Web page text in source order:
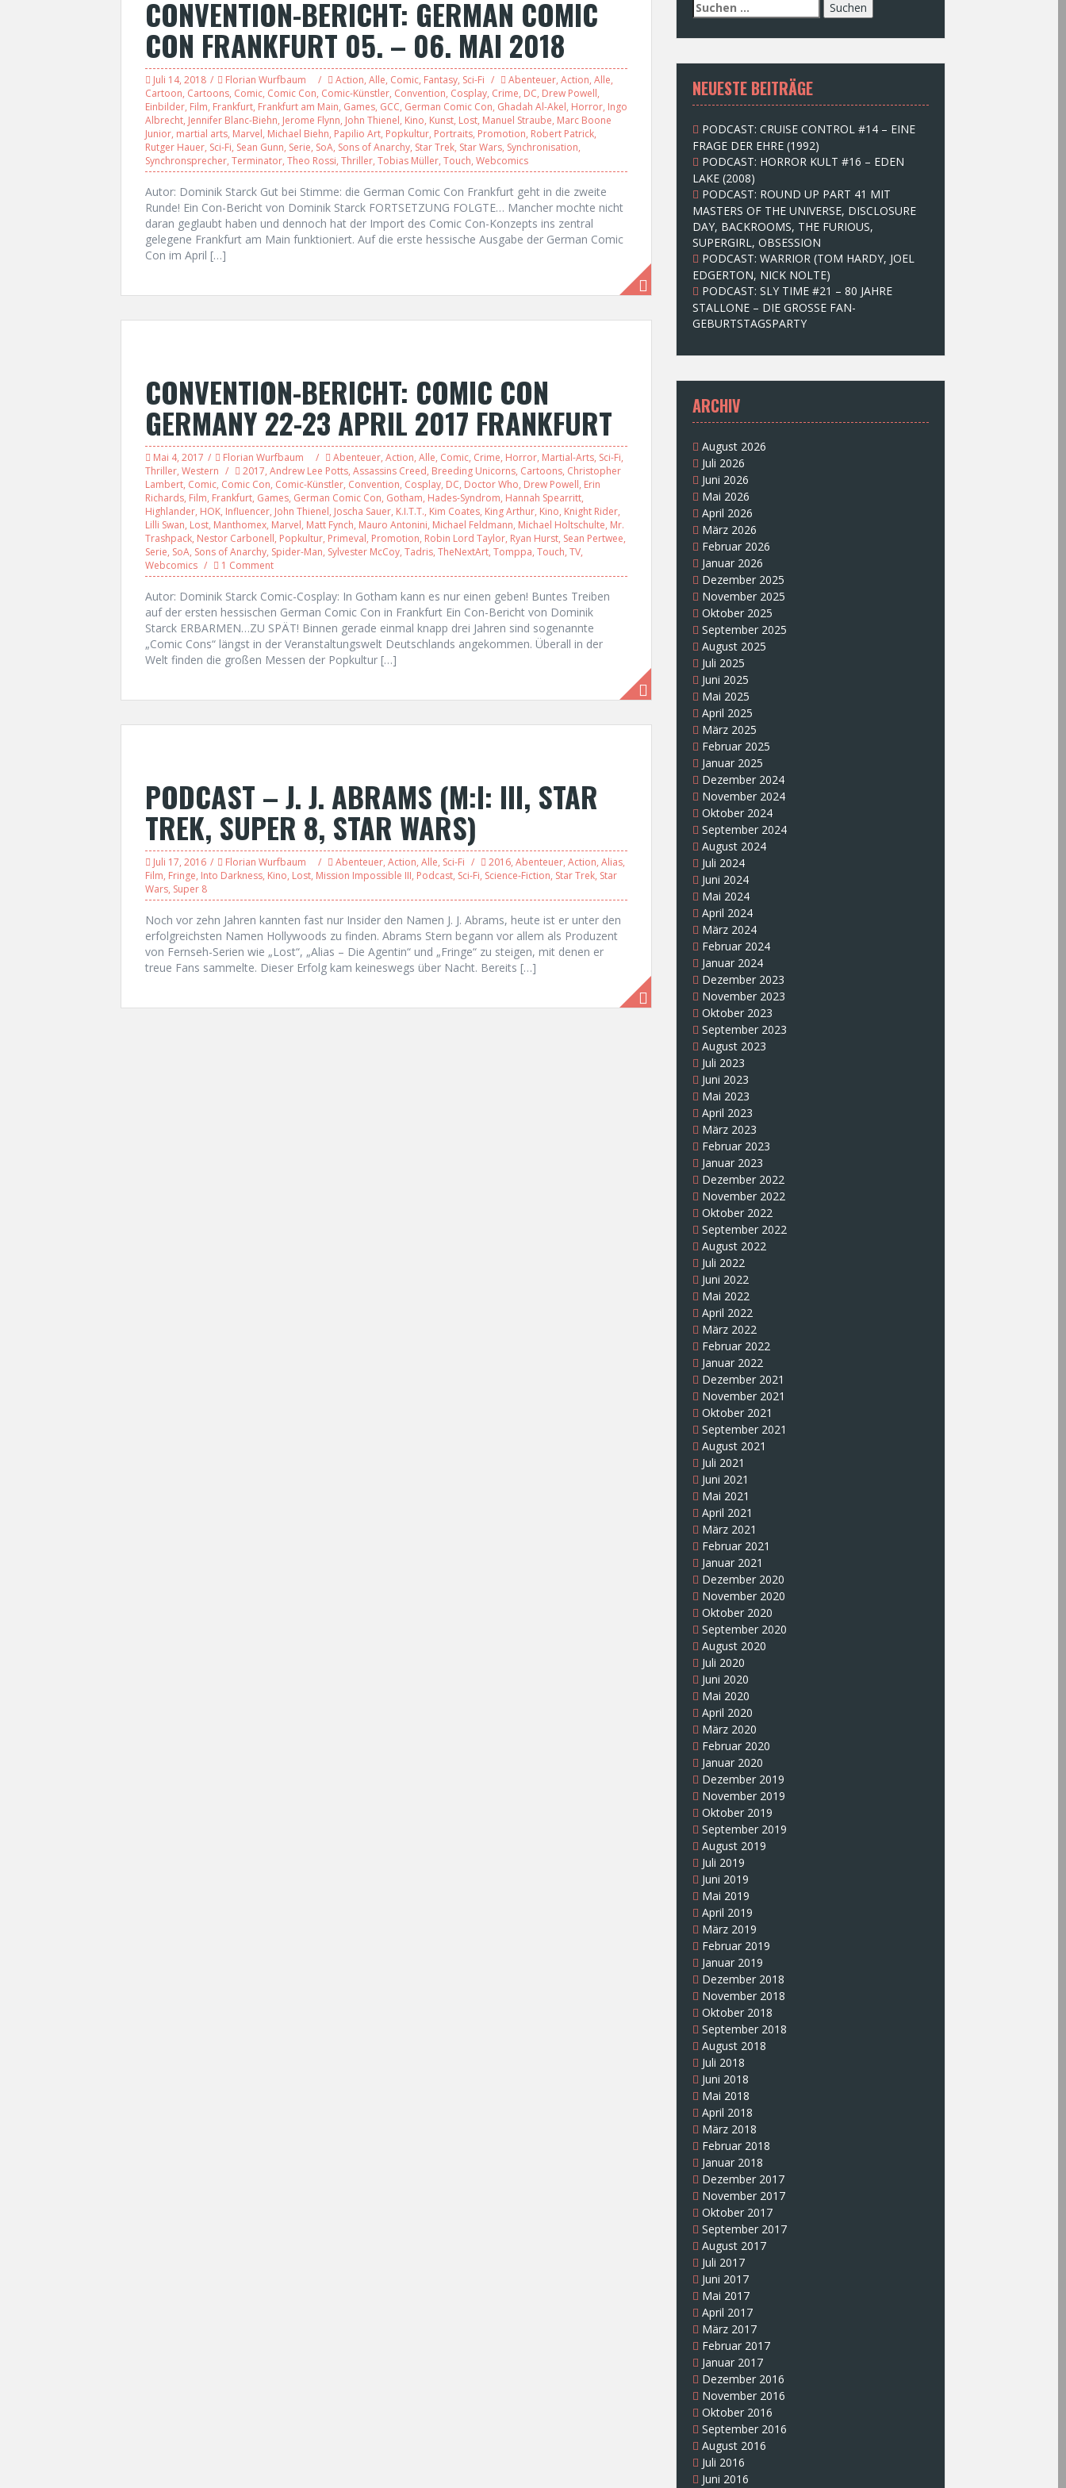
CONVENTION-BERICHT: GERMAN COMIC
CON FRANKFURT 05. – 06. MAI 2018
Juli 14, 2018 Florian Wurfbaum Action, Alle, Comic, Fantasy, Sci-Fi Abenteuer, Action, Alle,
Cartoon, Cartoons, Comic, Comic Con, Comic-Künstler, Convention, Cosplay, Crime, DC, Drew Powell,
Einbilder, Film, Frankfurt, Frankfurt am Main, Games, GCC, German Comic Con, Ghadah Al-Akel, Horror, Ingo
Albrecht, Jennifer Blanc-Biehn, Jerome Flynn, John Thienel, Kino, Kunst, Lost, Manuel Straube, Marc Boone
Junior, martial arts, Marvel, Michael Biehn, Papilio Art, Popkultur, Portraits, Promotion, Robert Patrick,
Rutger Hauer, Sci-Fi, Sean Gunn, Serie, SoA, Sons of Anarchy, Star Trek, Star Wars, Synchronisation,
Synchronsprecher, Terminator, Theo Rossi, Thriller, Tobias Müller, Touch, Webcomics
Autor: Dominik Starck Gut bei Stimme: die German Comic Con Frankfurt geht in die zweite
Runde! Ein Con-Bericht von Dominik Starck FORTSETZUNG FOLGTE… Mancher mochte nicht
daran geglaubt haben und dennoch hat der Import des Comic Con-Konzepts ins zentral
gelegene Frankfurt am Main funktioniert. Auf die erste hessische Ausgabe der German Comic
Con im April […]
CONVENTION-BERICHT: COMIC CON
GERMANY 22-23 APRIL 2017 FRANKFURT
Mai 4, 2017 Florian Wurfbaum Abenteuer, Action, Alle, Comic, Crime, Horror, Martial-Arts, Sci-Fi,
Thriller, Western 2017, Andrew Lee Potts, Assassins Creed, Breeding Unicorns, Cartoons, Christopher
Lambert, Comic, Comic Con, Comic-Künstler, Convention, Cosplay, DC, Doctor Who, Drew Powell, Erin
Richards, Film, Frankfurt, Games, German Comic Con, Gotham, Hades-Syndrom, Hannah Spearritt,
Highlander, HOK, Influencer, John Thienel, Joscha Sauer, K.I.T.T., Kim Coates, King Arthur, Kino, Knight Rider,
Lilli Swan, Lost, Manthomex, Marvel, Matt Fynch, Mauro Antonini, Michael Feldmann, Michael Holtschulte, Mr.
Trashpack, Nestor Carbonell, Popkultur, Primeval, Promotion, Robin Lord Taylor, Ryan Hurst, Sean Pertwee,
Serie, SoA, Sons of Anarchy, Spider-Man, Sylvester McCoy, Tadris, TheNextArt, Tomppa, Touch, TV,
Webcomics
1 Comment
Autor: Dominik Starck Comic-Cosplay: In Gotham kann es nur einen geben! Buntes Treiben
auf der ersten hessischen German Comic Con in Frankfurt Ein Con-Bericht von Dominik
Starck ERBARMEN…ZU SPÄT! Binnen gerade einmal knapp drei Jahren sind sogenannte
„Comic Cons“ längst in der Veranstaltungswelt Deutschlands angekommen. Überall in der
Welt finden die großen Messen der Popkultur […]
PODCAST – J. J. ABRAMS (M:I: III, STAR
TREK, SUPER 8, STAR WARS)
Juli 17, 2016 Florian Wurfbaum Abenteuer, Action, Alle, Sci-Fi 2016, Abenteuer, Action, Alias,
Film, Fringe, Into Darkness, Kino, Lost, Mission Impossible III, Podcast, Sci-Fi, Science-Fiction, Star Trek, Star
Wars, Super 8
Noch vor zehn Jahren kannten fast nur Insider den Namen J. J. Abrams, heute ist er unter den
erfolgreichsten Namen Hollywoods zu finden. Abrams Stern begann vor allem als Produzent
von Fernseh-Serien wie „Lost“, „Alias – Die Agentin“ und „Fringe“ zu steigen, mit denen er
treue Fans sammelte. Dieser Erfolg kam keineswegs über Nacht. Bereits […]
S
u
c
e
n
n
c
h
:
NEUESTE BEITRÄGE
PODCAST: CRUISE CONTROL #14 – EINE
FRAGE DER EHRE (1992)
PODCAST: HORROR KULT #16 – EDEN
LAKE (2008)
PODCAST: ROUND UP PART 41 MIT
MASTERS OF THE UNIVERSE, DISCLOSURE
DAY, BACKROOMS, THE FURIOUS,
SUPERGIRL, OBSESSION
PODCAST: WARRIOR (TOM HARDY, JOEL
EDGERTON, NICK NOLTE)
PODCAST: SLY TIME #21 – 80 JAHRE
STALLONE – DIE GROSSE FAN-
GEBURTSTAGSPARTY
ARCHIV
August 2026
Juli 2026
Juni 2026
Mai 2026
April 2026
März 2026
Februar 2026
Januar 2026
Dezember 2025
November 2025
Oktober 2025
September 2025
August 2025
Juli 2025
Juni 2025
Mai 2025
April 2025
März 2025
Februar 2025
Januar 2025
Dezember 2024
November 2024
Oktober 2024
September 2024
August 2024
Juli 2024
Juni 2024
Mai 2024
April 2024
März 2024
Februar 2024
Januar 2024
Dezember 2023
November 2023
Oktober 2023
September 2023
August 2023
Juli 2023
Juni 2023
Mai 2023
April 2023
März 2023
Februar 2023
Januar 2023
Dezember 2022
November 2022
Oktober 2022
September 2022
August 2022
Juli 2022
Juni 2022
Mai 2022
April 2022
März 2022
Februar 2022
Januar 2022
Dezember 2021
November 2021
Oktober 2021
September 2021
August 2021
Juli 2021
Juni 2021
Mai 2021
April 2021
März 2021
Februar 2021
Januar 2021
Dezember 2020
November 2020
Oktober 2020
September 2020
August 2020
Juli 2020
Juni 2020
Mai 2020
April 2020
März 2020
Februar 2020
Januar 2020
Dezember 2019
November 2019
Oktober 2019
September 2019
August 2019
Juli 2019
Juni 2019
Mai 2019
April 2019
März 2019
Februar 2019
Januar 2019
Dezember 2018
November 2018
Oktober 2018
September 2018
August 2018
Juli 2018
Juni 2018
Mai 2018
April 2018
März 2018
Februar 2018
Januar 2018
Dezember 2017
November 2017
Oktober 2017
September 2017
August 2017
Juli 2017
Juni 2017
Mai 2017
April 2017
März 2017
Februar 2017
Januar 2017
Dezember 2016
November 2016
Oktober 2016
September 2016
August 2016
Juli 2016
Juni 2016